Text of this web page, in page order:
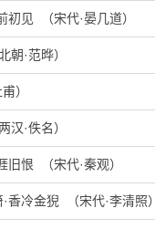
初见 （宋代·晏几道）
朝·范晔）
）
汉·佚名）
旧恨 （宋代·秦观）
香冷金猊 （宋代·李清照）